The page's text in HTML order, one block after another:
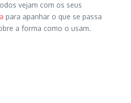
vejam com os seus
para apanhar o que se passa
a forma como o usam.